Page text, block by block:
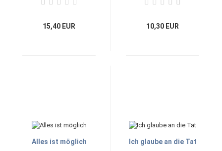
15,40 EUR 10,30 EUR
Alles ist möglich Ich glaube an die Tat